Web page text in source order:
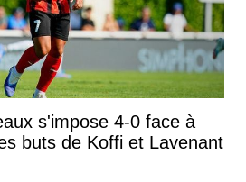
s'impose 4-0 face à
buts de Koffi et Lavenant